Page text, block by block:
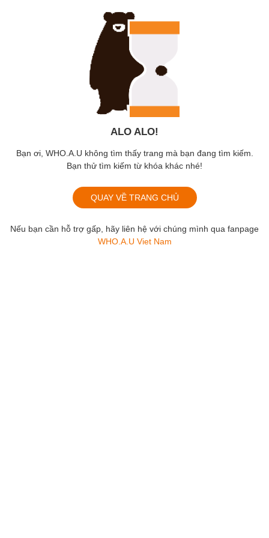
ALO ALO!
Bạn ơi, WHO.A.U không tìm thấy trang mà bạn đang tìm kiếm.
Bạn thử tìm kiếm từ khóa khác nhé!
QUAY VỀ TRANG CHỦ
Nếu bạn cần hỗ trợ gấp, hãy liên hệ với chúng mình qua fanpage
WHO.A.U Viet Nam